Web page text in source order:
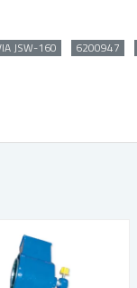
JSW-160 6200947